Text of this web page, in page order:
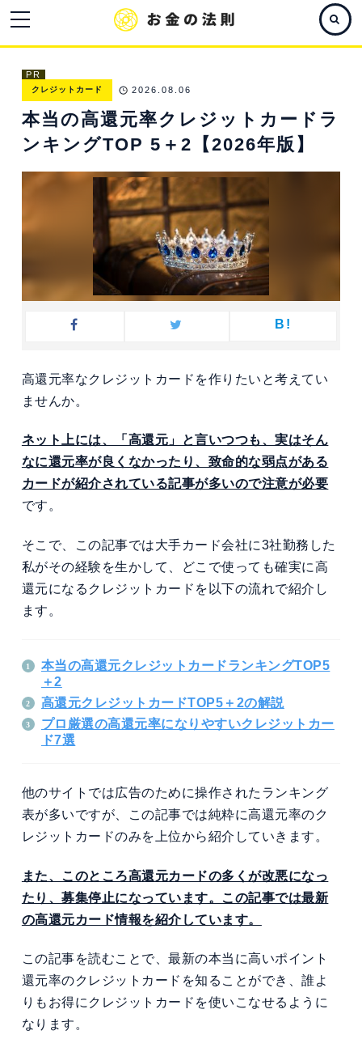
PR
クレジットカード 2026.08.06
本当の高還元率クレジットカードラ
ンキングTOP 5＋2【2026年版】
B!
高還元率なクレジットカードを作りたいと考えてい
ませんか。
ネット上には、「高還元」と言いつつも、実はそん
なに還元率が良くなかったり、致命的な弱点がある
カードが紹介されている記事が多いので注意が必要
です。
そこで、この記事では大手カード会社に3社勤務した
私がその経験を生かして、どこで使っても確実に高
還元になるクレジットカードを以下の流れで紹介し
ます。
本当の高還元クレジットカードランキングTOP5
＋2
高還元クレジットカードTOP5＋2の解説
プロ厳選の高還元率になりやすいクレジットカー
ド7選
他のサイトでは広告のために操作されたランキング
表が多いですが、この記事では純粋に高還元率のク
レジットカードのみを上位から紹介していきます。
また、このところ高還元カードの多くが改悪になっ
たり、募集停止になっています。この記事では最新
の高還元カード情報を紹介しています。
この記事を読むことで、最新の本当に高いポイント
還元率のクレジットカードを知ることができ、誰よ
りもお得にクレジットカードを使いこなせるように
なります。